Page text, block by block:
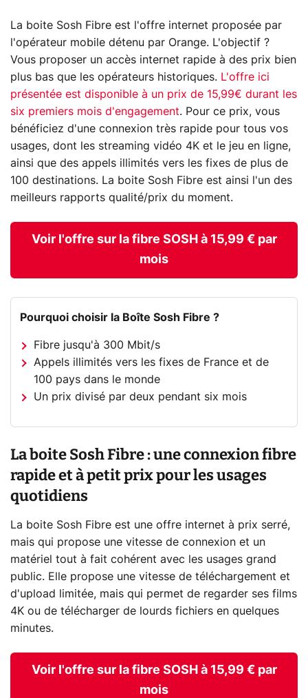
La boite Sosh Fibre est l'offre internet proposée par
l'opérateur mobile détenu par Orange. L'objectif ?
Vous proposer un accès internet rapide à des prix bien
plus bas que les opérateurs historiques. L'offre ici
présentée est disponible à un prix de 15,99€ durant les
six premiers mois d'engagement. Pour ce prix, vous
bénéficiez d'une connexion très rapide pour tous vos
usages, dont les streaming vidéo 4K et le jeu en ligne,
ainsi que des appels illimités vers les fixes de plus de
100 destinations. La boite Sosh Fibre est ainsi l'un des
meilleurs rapports qualité/prix du moment.
Voir l'offre sur la fibre SOSH à 15,99 € par
mois
Pourquoi choisir la Boîte Sosh Fibre ?
Fibre jusqu'à 300 Mbit/s
Appels illimités vers les fixes de France et de
100 pays dans le monde
Un prix divisé par deux pendant six mois
La boite Sosh Fibre : une connexion fibre
rapide et à petit prix pour les usages
quotidiens
La boite Sosh Fibre est une offre internet à prix serré,
mais qui propose une vitesse de connexion et un
matériel tout à fait cohérent avec les usages grand
public. Elle propose une vitesse de téléchargement et
d'upload limitée, mais qui permet de regarder ses films
4K ou de télécharger de lourds fichiers en quelques
minutes.
Voir l'offre sur la fibre SOSH à 15,99 € par
mois